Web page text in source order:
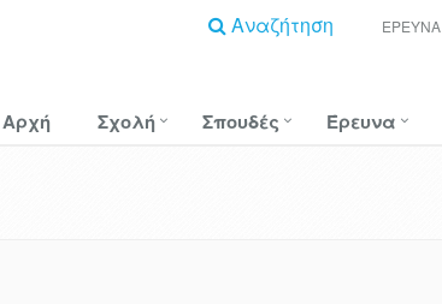
ΈΡΕΥΝΑ
Αναζήτηση
Αρχή Σχολή Σπουδές Έρευνα